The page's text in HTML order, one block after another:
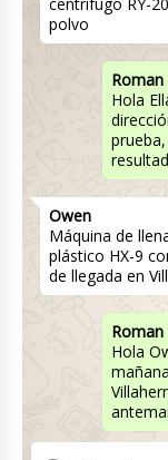
polvo
Roman
Hola
Owen
Máquina de
plástico HX-9
de llegada en
Roman
Hola